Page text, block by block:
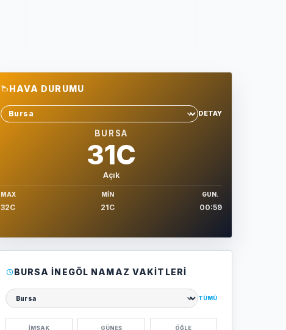
HAVA DURUMU
Sehir sec
DETAY
BURSA
31C
Açık
MAX
32C
MIN
21C
GUN.
00:59
BURSA İNEGÖL NAMAZ VAKITLERI
Şehir seçin
TÜMÜ
İMSAK GÜNEŞ ÖĞLE